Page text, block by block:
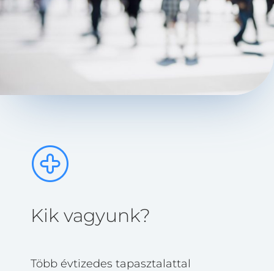
Kik vagyunk?
Több évtizedes tapasztalattal